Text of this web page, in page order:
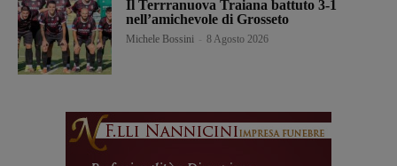
Il Terrranuova Traiana battuto 3-1
nell’amichevole di Grosseto
Michele Bossini 8 Agosto 2026